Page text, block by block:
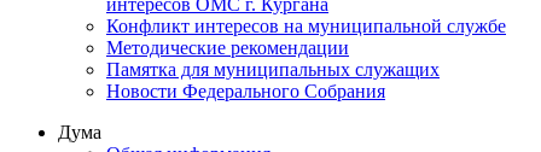
Конфликт интересов на муниципальной службе
Методические рекомендации
Памятка для муниципальных служащих
Новости Федерального Cобрания
Дума